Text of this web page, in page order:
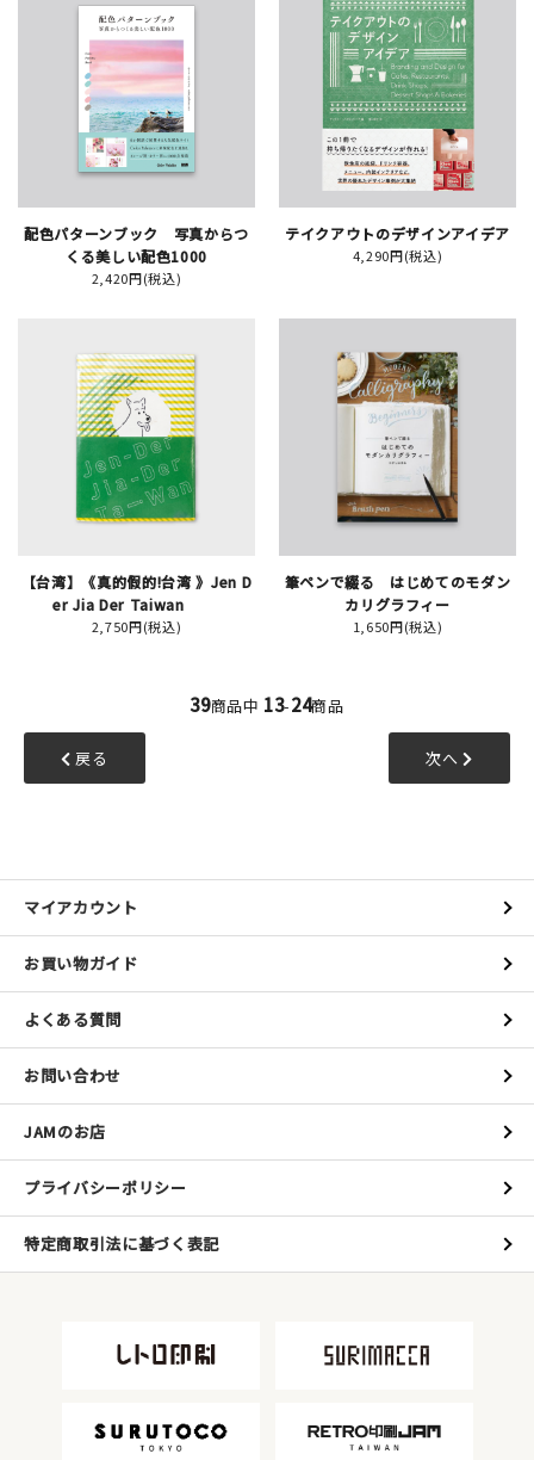
ログイン
マイアカウント
カートを見る
お買い物ガイド
よくある質問
お問い合わせ
配色パターンブック 写真からつ
くる美しい配色1000
2,420円(税込)
テイクアウトのデザインアイデア
4,290円(税込)
【台湾】《真的假的!台湾 》Jen D
er Jia Der Taiwan
2,750円(税込)
筆ペンで綴る はじめてのモダン
カリグラフィー
1,650円(税込)
39商品中 13-24商品
戻る 次へ
マイアカウント
お買い物ガイド
よくある質問
お問い合わせ
JAMのお店
プライバシーポリシー
特定商取引法に基づく表記